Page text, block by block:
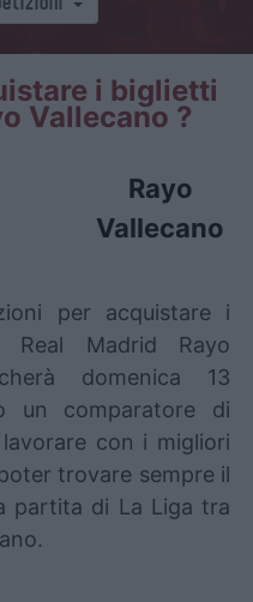
i biglietti
Vallecano ?
Rayo
Vallecano
per acquistare i
Madrid Rayo
domenica 13
un comparatore di
con i migliori
trovare sempre il
partita di La Liga tra